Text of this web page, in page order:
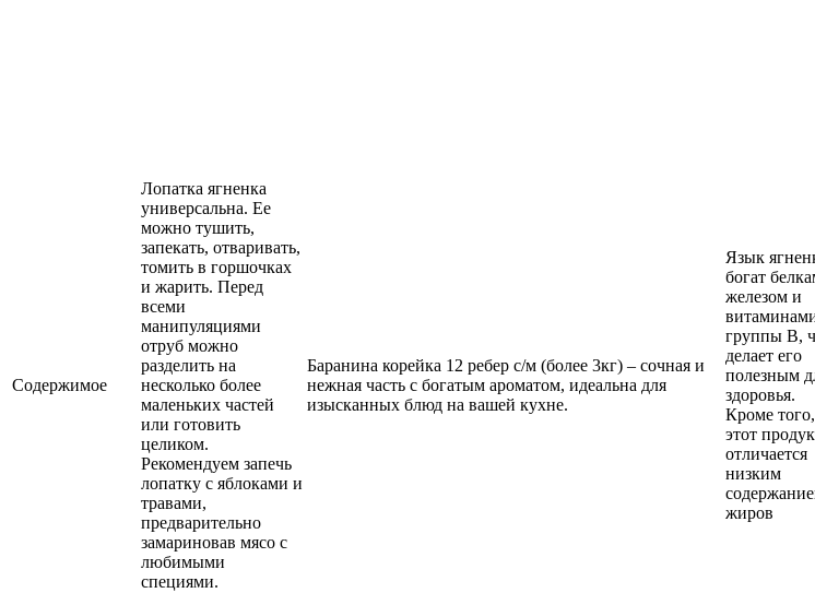
Содержимое
Лопатка ягненка
универсальна. Ее
можно тушить,
запекать, отваривать,
томить в горшочках
и жарить. Перед
всеми
манипуляциями
отруб можно
разделить на
несколько более
маленьких частей
или готовить
целиком.
Рекомендуем запечь
лопатку с яблоками и
травами,
предварительно
замариновав мясо с
любимыми
специями.
Баранина корейка 12 ребер с/м (более 3кг) – сочная и
нежная часть с богатым ароматом, идеальна для
изысканных блюд на вашей кухне.
Язык
богат
железом и
группы B,
делает его
полезным
здоровья.
Кроме того,
этот
отличается
низким
жиров